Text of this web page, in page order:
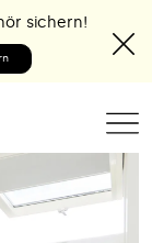
sichern!